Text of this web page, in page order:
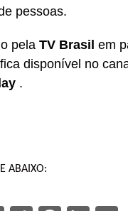
pessoas.
pela TV Brasil em
disponível no
.
ABAIXO: